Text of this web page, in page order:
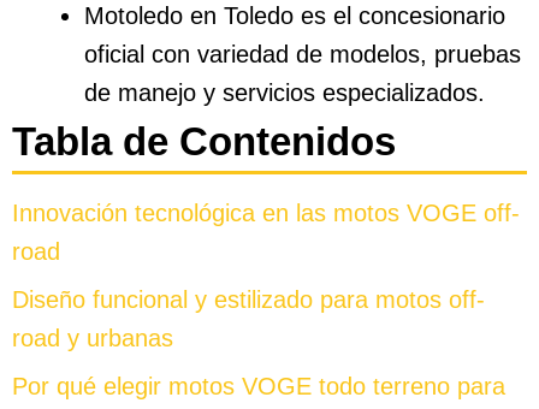
Motoledo en Toledo es el concesionario
oficial con variedad de modelos, pruebas
de manejo y servicios especializados.
Tabla de Contenidos
Innovación tecnológica en las motos VOGE off-
road
Diseño funcional y estilizado para motos off-
road y urbanas
Por qué elegir motos VOGE todo terreno para